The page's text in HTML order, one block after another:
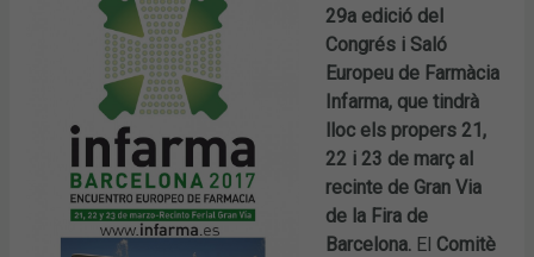
29a edició del
Congrés i Saló
Europeu de Farmàcia
Infarma, que tindrà
lloc els propers 21,
22 i 23 de març al
recinte de Gran Via
de la Fira de
Barcelona. El Comitè